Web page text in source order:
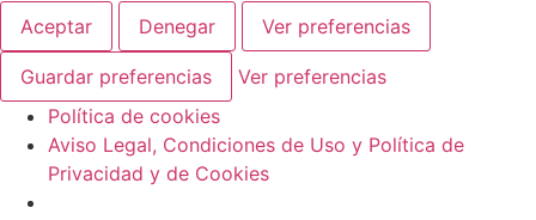
Aceptar
Denegar Ver preferencias
Guardar preferencias
Ver preferencias
Política de cookies
Aviso Legal, Condiciones de Uso y Política de
Privacidad y de Cookies